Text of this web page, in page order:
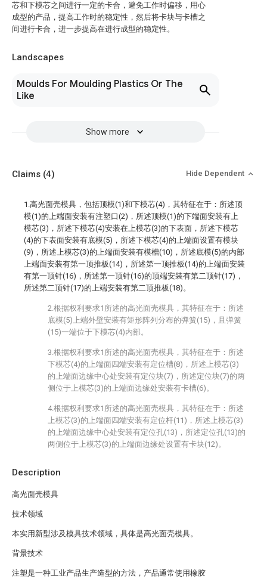
芯和下模芯之间进行一定的卡合，避免工作时偏移，用心
成型的产品，提高工作时的稳定性，然后将卡块与卡槽之
间进行卡合，进一步提高在进行成型的稳定性。
Landscapes
Moulds For Moulding Plastics Or The
Like
Show more
Description
高光面壳模具
技术领域
本实用新型涉及模具技术领域，具体是高光面壳模具。
背景技术
注塑是一种工业产品生产造型的方法，产品通常使用橡胶
Claims (4) Hide Dependent
1.高光面壳模具，包括顶模(1)和下模芯(4)，其特征在于：所述顶
模(1)的上端面安装有注塑口(2)，所述顶模(1)的下端面安装有上
模芯(3)，所述下模芯(4)安装在上模芯(3)的下表面，所述下模芯
(4)的下表面安装有底模(5)，所述下模芯(4)的上端面设置有模块
(9)，所述上模芯(3)的上端面安装有模槽(10)，所述底模(5)的内部
上端面安装有第一顶推板(14)，所述第一顶推板(14)的上端面安装
有第一顶针(16)，所述第一顶针(16)的顶端安装有第二顶针(17)，
所述第二顶针(17)的上端安装有第二顶推板(18)。
2.根据权利要求1所述的高光面壳模具，其特征在于：所述
底模(5)上端外壁安装有矩形阵列分布的弹簧(15)，且弹簧
(15)一端位于下模芯(4)内部。
3.根据权利要求1所述的高光面壳模具，其特征在于：所述
下模芯(4)的上端面四端安装有定位槽(8)，所述上模芯(3)
的上端面边缘中心处安装有定位块(7)，所述定位块(7)的两
侧位于上模芯(3)的上端面边缘处安装有卡槽(6)。
4.根据权利要求1所述的高光面壳模具，其特征在于：所述
上模芯(3)的上端面四端安装有定位杆(11)，所述上模芯(3)
的上端面边缘中心处安装有定位孔(13)，所述定位孔(13)的
两侧位于上模芯(3)的上端面边缘处设置有卡块(12)。